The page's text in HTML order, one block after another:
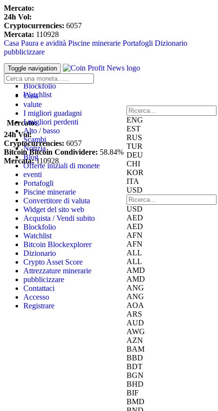
Mercato:
24h Vol:
Cryptocurrencies: 6057
Mercata: 110928
Casa Paura e avidità Piscine minerarie Portafogli Dizionario
pubblicizzare
Accesso
Registrare
Blockfolio
Watchlist
ENG
EST
RUS
TUR
DEU
CHI
KOR
ITA
USD
USD
AED
AED
AFN
AFN
ALL
ALL
AMD
AMD
ANG
ANG
AOA
ARS
AUD
AWG
AZN
BAM
BBD
BDT
BGN
BHD
BIF
BMD
Mercato:
24h Vol:
Cryptocurrencies: 6057
Bitcoin Bitcoin Condividere: 58.84%
Mercata: 110928
Toggle navigation
Casa
valute
I migliori guadagni
I migliori perdenti
Alto / basso
Scambi
Notizia
Blog
Offerte iniziali di monete
eventi
Portafogli
Piscine minerarie
Convertitore di valuta
Widget del sito web
Acquista / Vendi subito
Blockfolio
Watchlist
Bitcoin Blockexplorer
Dizionario
Crypto Asset Score
Attrezzature minerarie
pubblicizzare
Contattaci
Accesso
Registrare